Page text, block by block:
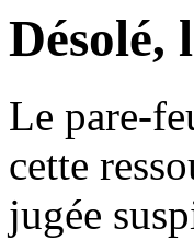
Désolé,
Le pare-
cette
jugée